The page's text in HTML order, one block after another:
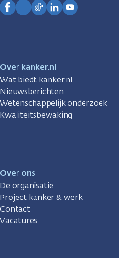
Over kanker.nl
Wat biedt kanker.nl
Nieuwsberichten
Wetenschappelijk onderzoek
Kwaliteitsbewaking
Over ons
De organisatie
Project kanker & werk
Contact
Vacatures